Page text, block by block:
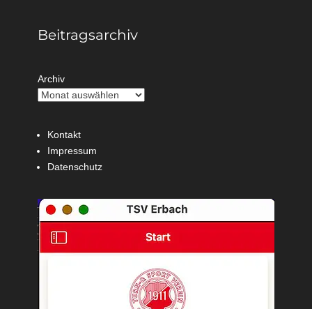
Beitragsarchiv
Archiv
Kontakt
Impressum
Datenschutz